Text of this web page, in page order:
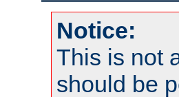
Notice:
This is not
should be